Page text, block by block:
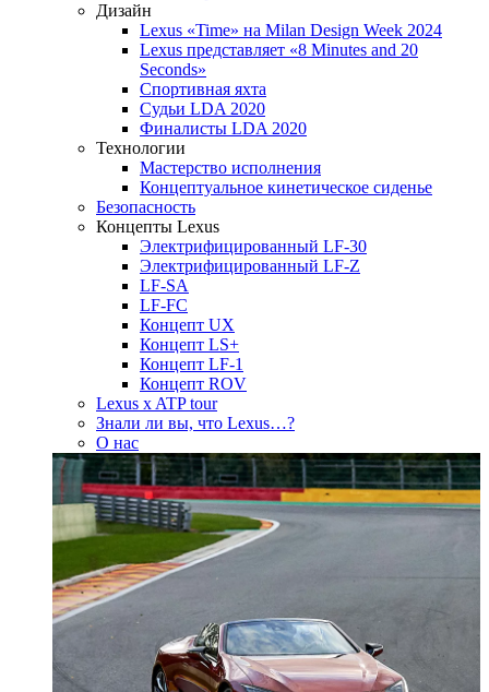
Дизайн
Lexus «Time» на Milan Design Week 2024
Lexus представляет «8 Minutes and 20
Seconds»
Спортивная яхта
Судьи LDA 2020
Финалисты LDA 2020
Технологии
Мастерство исполнения
Концептуальное кинетическое сиденье
Безопасность
Концепты Lexus
Электрифицированный LF-30
Электрифицированный LF-Z
LF-SA
LF-FC
Концепт UX
Концепт LS+
Концепт LF-1
Концепт ROV
Lexus x ATP tour
Знали ли вы, что Lexus…?
О нас